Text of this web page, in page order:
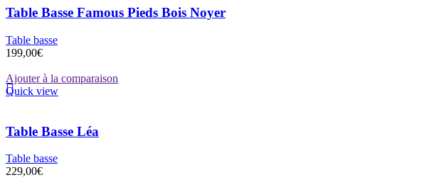
Table Basse Famous Pieds Bois Noyer
Table basse
199,00€
Ajouter à la comparaison
Quick view
Table Basse Léa
Table basse
229,00€